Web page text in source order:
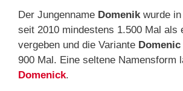
Der Jungenname Domenik wurde
seit 2010 mindestens 1.500 Mal als
vergeben und die Variante Domenic
900 Mal. Eine seltene Namensform
Domenick.